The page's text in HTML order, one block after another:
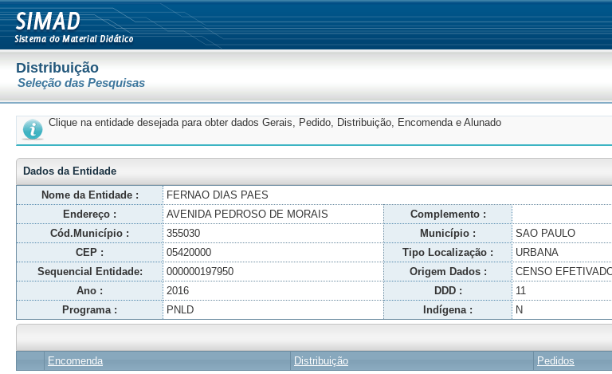
Distribuição
Seleção das Pesquisas
Clique na entidade desejada para obter dados Gerais, Pedido, Distribuição, Encomenda e Alunado
Dados da Entidade
Nome da Entidade :
FERNAO DIAS PAES
Endereço :
AVENIDA PEDROSO DE MORAIS Complemento :
Cód.Município :
355030 Município : SAO PAULO
CEP :
05420000 Tipo Localização : URBANA
Sequencial Entidade:
000000197950 Origem Dados : CENSO
Ano :
2016 DDD : 11
Programa :
PNLD Indígena : N
Encomenda Distribuição Pedidos